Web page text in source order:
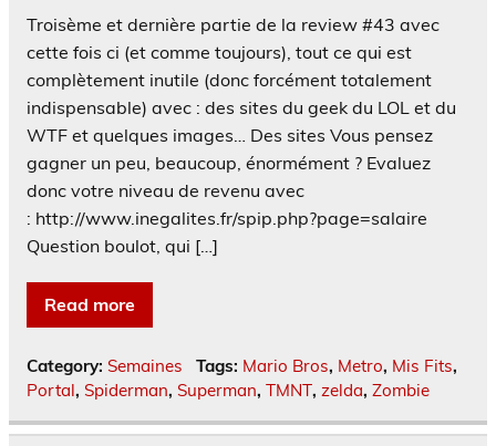
Troisème et dernière partie de la review #43 avec
cette fois ci (et comme toujours), tout ce qui est
complètement inutile (donc forcément totalement
indispensable) avec : des sites du geek du LOL et du
WTF et quelques images… Des sites Vous pensez
gagner un peu, beaucoup, énormément ? Evaluez
donc votre niveau de revenu avec
: http://www.inegalites.fr/spip.php?page=salaire
Question boulot, qui […]
Read more
Category: Semaines Tags: Mario Bros, Metro, Mis Fits,
Portal, Spiderman, Superman, TMNT, zelda, Zombie